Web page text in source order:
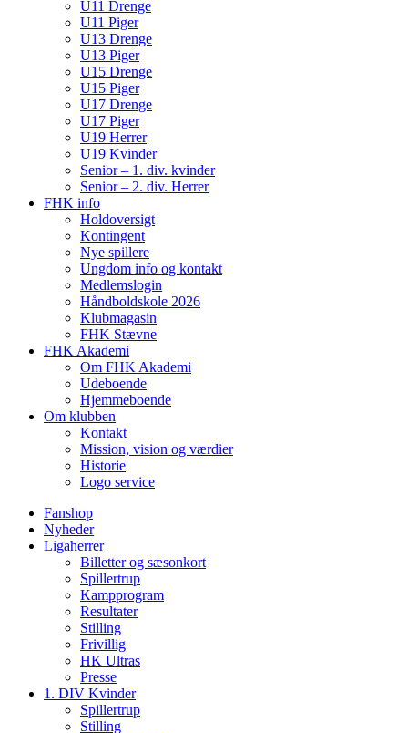
U11 Drenge
U11 Piger
U13 Drenge
U13 Piger
U15 Drenge
U15 Piger
U17 Drenge
U17 Piger
U19 Herrer
U19 Kvinder
Senior – 1. div. kvinder
Senior – 2. div. Herrer
FHK info
Holdoversigt
Kontingent
Nye spillere
Ungdom info og kontakt
Medlemslogin
Håndboldskole 2026
Klubmagasin
FHK Stævne
FHK Akademi
Om FHK Akademi
Udeboende
Hjemmeboende
Om klubben
Kontakt
Mission, vision og værdier
Historie
Logo service
Fanshop
Nyheder
Ligaherrer
Billetter og sæsonkort
Spillertrup
Kampprogram
Resultater
Stilling
Frivillig
HK Ultras
Presse
1. DIV Kvinder
Spillertrup
Stilling